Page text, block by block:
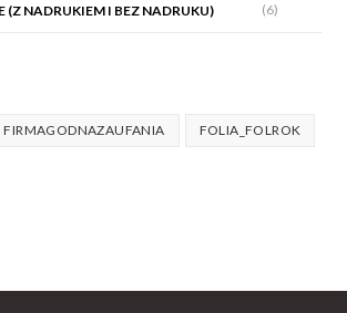
(Z NADRUKIEM I BEZ NADRUKU) (6)
FIRMAGODNAZAUFANIA FOLIA_FOLROK